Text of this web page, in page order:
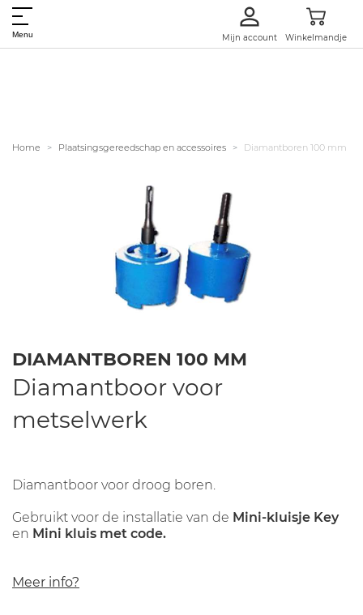
Menu Mijn account Winkelmandje
Home Plaatsingsgereedschap en accessoires Diamantboren 100 mm
DIAMANTBOREN 100 MM
Diamantboor voor
metselwerk
Diamantboor voor droog boren.
Gebruikt voor de installatie van de Mini-kluisje Key
en Mini kluis met code.
Meer info?